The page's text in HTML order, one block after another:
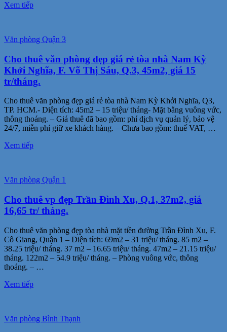
Xem tiếp
Văn phòng Quận 3
Cho thuê văn phòng đẹp giá rẻ tòa nhà Nam Kỳ
Khởi Nghĩa, F. Võ Thị Sáu, Q.3, 45m2, giá 15
tr/tháng.
Cho thuê văn phòng đẹp giá rẻ tòa nhà Nam Kỳ Khởi Nghĩa, Q3,
TP. HCM.- Diện tích: 45m2 – 15 triệu/ tháng- Mặt bằng vuông vức,
thông thoáng. – Giá thuê đã bao gồm: phí dịch vụ quản lý, bảo vệ
24/7, miễn phí giữ xe khách hàng. – Chưa bao gồm: thuế VAT, …
Xem tiếp
Văn phòng Quận 1
Cho thuê vp đẹp Trần Đình Xu, Q.1, 37m2, giá
16,65 tr/ tháng.
Cho thuê văn phòng đẹp tòa nhà mặt tiền đường Trần Đình Xu, F.
Cô Giang, Quận 1 – Diện tích: 69m2 – 31 triệu/ tháng. 85 m2 –
38.25 triệu/ tháng. 37 m2 – 16.65 triệu/ tháng. 47m2 – 21.15 triệu/
tháng. 122m2 – 54.9 triệu/ tháng. – Phòng vuông vức, thông
thoáng. – …
Xem tiếp
Văn phòng Bình Thạnh